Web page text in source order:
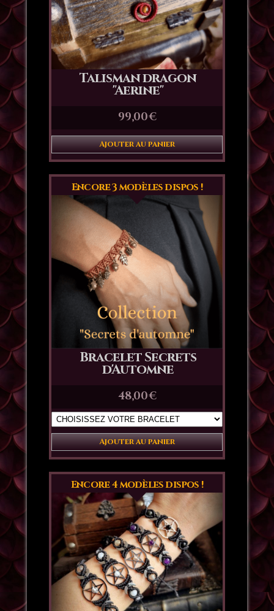
Talisman dragon
"Aerine"
99,00€
Ajouter au panier
Bracelet Secrets
d'Automne
48,00€
Ajouter au panier
Encore 3 modèles dispos !
Encore 4 modèles dispos !